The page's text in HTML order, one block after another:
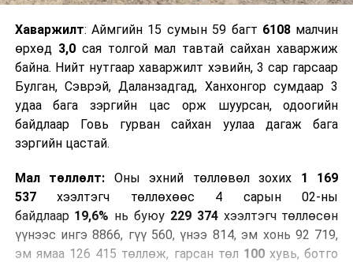
Хаваржилт: Аймгийн 15 сумын 59 багт 6108малчин
өрхөд 3,0сая толгой мал тавтай сайхан хаваржиж
байна. Нийт нутгаар хаваржилт хэвийн, 3 сар гарсаар
Булган, Сэврэй, Даланзадгад, Ханхонгор сумдаар 3
удаа бага зэргийн цас орж шуурсан, одоогийн
байдлаар Говь гурван сайхан уулаа дагаж бага
зэргийн цастай.
Мал төллөлт: Оны эхний төллөвөл зохих 1 169
537хээлтэгч төллөхөөс 4 сарын 02-ны
байдлаар 19,6% нь буюу 229 374хээлтэгч төллөсөн
үүнээс ингэ 8866, гүү 560, үнээ 814, эм хонь 92 719,
эм ямаа 126 415 төллөж, гарсан төл 100хувь, ботго